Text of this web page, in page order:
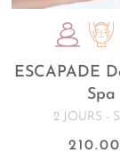
ESCAPADE
Spa
2 JOURS -
210.00